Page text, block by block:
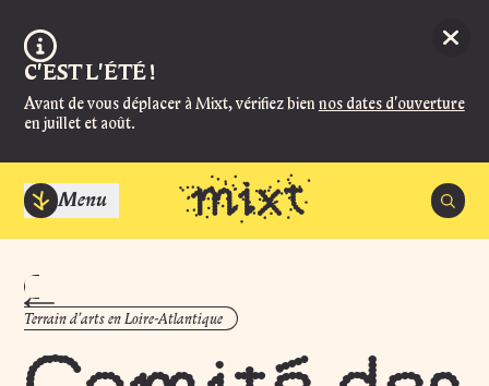
Information :
C'EST L'ÉTÉ !
Avant de vous déplacer à Mixt, vérifiez bien nos dates d'ouverture
en juillet et août.
Menu
Terrain d'arts en Loire-Atlantique
ACCUEIL
Fermé, ouvre à 14:00
Agenda
Manger et boire